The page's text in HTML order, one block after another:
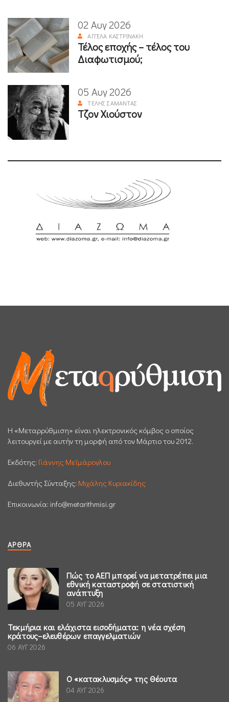
02 Αυγ 2026
ΑΓΓΈΛΑ ΚΑΣΤΡΙΝΆΚΗ
Τέλος εποχής – τέλος του
Διαφωτισμού;
05 Αυγ 2026
ΤΈΛΗΣ ΣΑΜΑΝΤΆΣ
Τζον Χιούστον
H «Μεταρρύθμιση» είναι ηλεκτρονικός κόμβος ο οποίος
λειτουργεί με αυτήν τη μορφή από τον Μάρτιο του 2012.
Εκδότης: Γιάννης Μεϊμάρογλου
Διεθυντής Σύνταξης: Μιχάλης Κυριακίδης
Επικοινωνία: info@metarithmisi.gr
ΆΡΘΡΑ
Πώς το ΑΕΠ μπορεί να μετατρέπει μια
εθνική καταστροφή σε στατιστική
ανάπτυξη
05 ΑΥΓ 2026
Τεκμήρια και ελάχιστα εισοδήματα: η νέα σχέση
κράτους–ελευθέρων επαγγελματιών
06 ΑΥΓ 2026
Ο «κατακλυσμός» της Θέουτα
04 ΑΥΓ 2026